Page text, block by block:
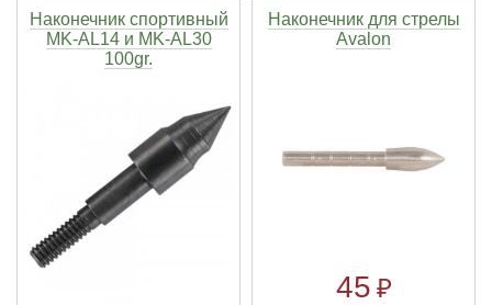
Наконечник спортивный
MK-AL14 и MK-AL30
100gr.
Наконечник для стрелы
Avalon
45 ₽
Краги для стрельбы
Перчатки для традиционных луков
Линейки для настройки лука
Полочки для лука
Ножи известных брендов
Метательные ножи
Охотничьи ножи
Ножи складные